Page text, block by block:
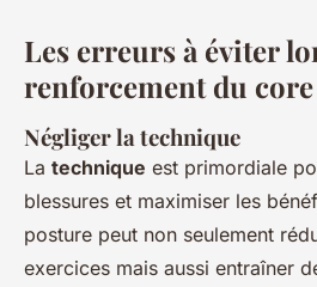
Les erreurs à éviter
renforcement du core
Négliger la technique
La technique est primordiale
blessures et maximiser les
posture peut non seulement
exercices mais aussi entraîner